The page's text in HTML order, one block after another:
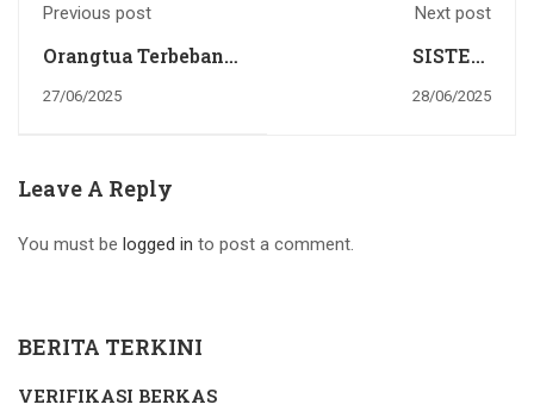
Previous post
Orangtua Terbebani
Biaya Masuk
27/06/2025
Next post
SISTEM
PENERIMAAN
28/06/2025
Leave A Reply
You must be logged in to post a comment.
BERITA TERKINI
VERIFIKASI BERKAS